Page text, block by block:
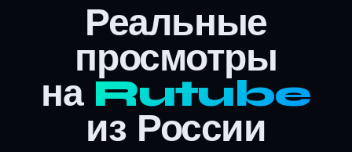
Реальные
просмотры
на Rutube
из России